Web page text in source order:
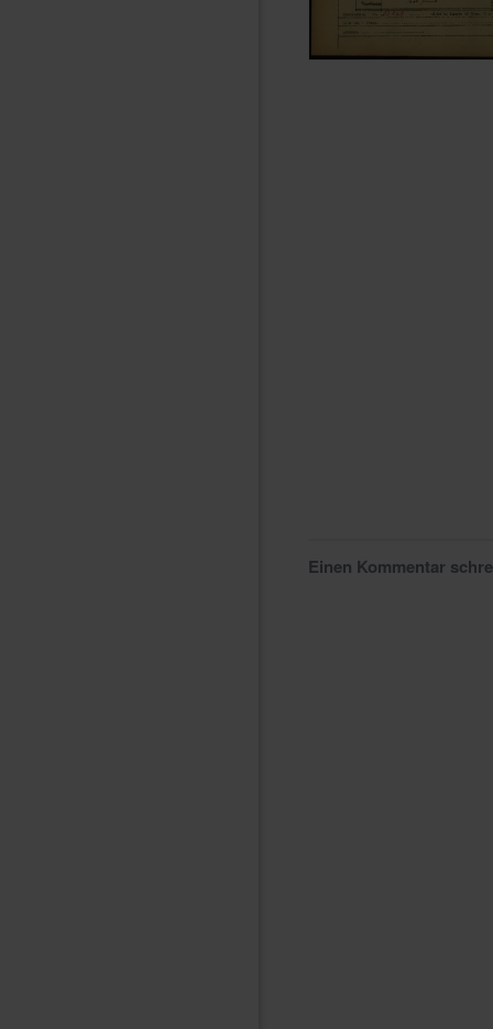
Einen Kommentar